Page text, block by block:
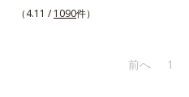
加える一般的な製法ではなく、美容
ムです。うるおい粒子を濃密な膜で
（4.11 / 1090件）
前へ 1